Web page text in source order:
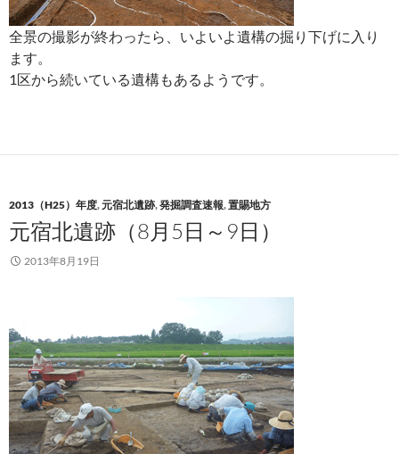
全景の撮影が終わったら、いよいよ遺構の掘り下げに入り
ます。
1区から続いている遺構もあるようです。
2013（H25）年度,元宿北遺跡,発掘調査速報,置賜地方
元宿北遺跡（8月5日～9日）
2013年8月19日